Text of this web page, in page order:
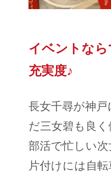
イベントな
充実度♪
長女千尋が神
だ三女碧も良
部活で忙しい
片付けには自